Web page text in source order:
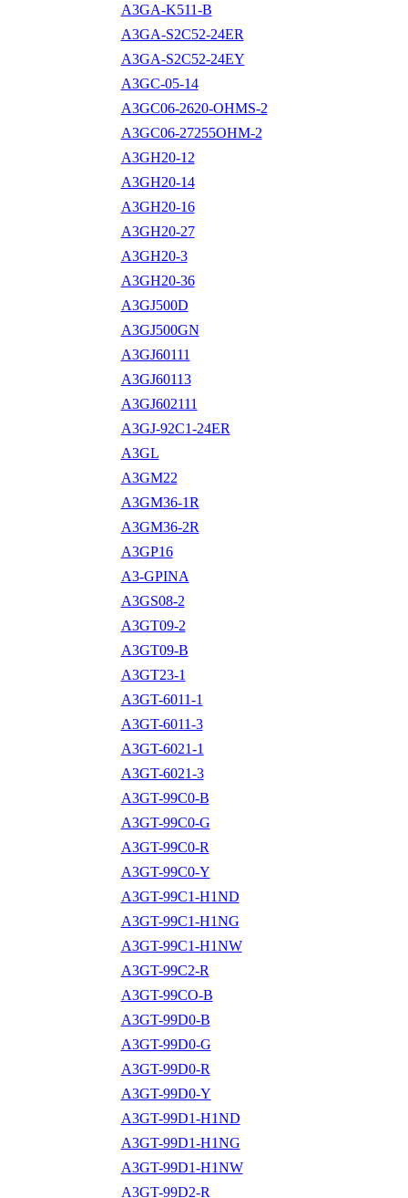
A3GA-K511-B
A3GA-S2C52-24ER
A3GA-S2C52-24EY
A3GC-05-14
A3GC06-2620-OHMS-2
A3GC06-27255OHM-2
A3GH20-12
A3GH20-14
A3GH20-16
A3GH20-27
A3GH20-3
A3GH20-36
A3GJ500D
A3GJ500GN
A3GJ60111
A3GJ60113
A3GJ602111
A3GJ-92C1-24ER
A3GL
A3GM22
A3GM36-1R
A3GM36-2R
A3GP16
A3-GPINA
A3GS08-2
A3GT09-2
A3GT09-B
A3GT23-1
A3GT-6011-1
A3GT-6011-3
A3GT-6021-1
A3GT-6021-3
A3GT-99C0-B
A3GT-99C0-G
A3GT-99C0-R
A3GT-99C0-Y
A3GT-99C1-H1ND
A3GT-99C1-H1NG
A3GT-99C1-H1NW
A3GT-99C2-R
A3GT-99CO-B
A3GT-99D0-B
A3GT-99D0-G
A3GT-99D0-R
A3GT-99D0-Y
A3GT-99D1-H1ND
A3GT-99D1-H1NG
A3GT-99D1-H1NW
A3GT-99D2-R